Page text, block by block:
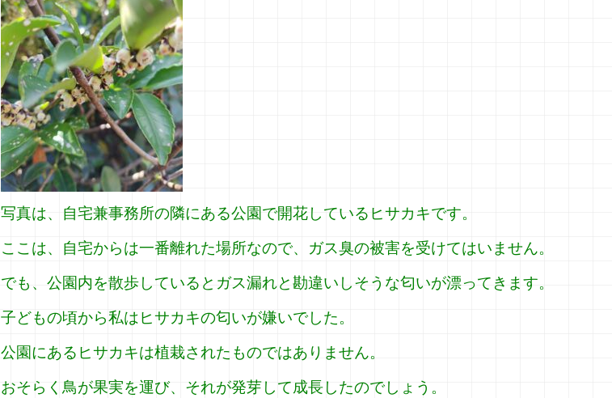
写真は、自宅兼事務所の隣にある公園で開花しているヒサカキです。
ここは、自宅からは一番離れた場所なので、ガス臭の被害を受けてはいません。
でも、公園内を散歩しているとガス漏れと勘違いしそうな匂いが漂ってきます。
子どもの頃から私はヒサカキの匂いが嫌いでした。
公園にあるヒサカキは植栽されたものではありません。
おそらく鳥が果実を運び、それが発芽して成長したのでしょう。